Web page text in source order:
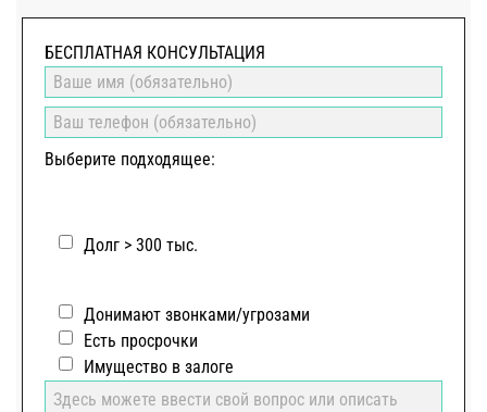
БЕСПЛАТНАЯ КОНСУЛЬТАЦИЯ
Выберите подходящее:
Долг > 300 тыс.
Донимают звонками/угрозами
Есть просрочки
Имущество в залоге